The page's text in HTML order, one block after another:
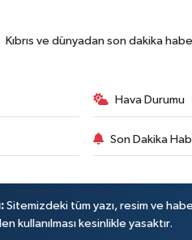
Kıbrıs ve dünyadan son dakika
Hava Durumu
Son Dakika
Sitemizdeki tüm yazı, resim ve
kullanılması kesinlikle yasaktır.